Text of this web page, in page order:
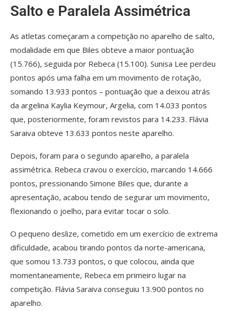
Salto e Paralela Assimétrica
As atletas começaram a competição no aparelho de salto,
modalidade em que Biles obteve a maior pontuação
(15.766), seguida por Rebeca (15.100). Sunisa Lee perdeu
pontos após uma falha em um movimento de rotação,
somando 13.933 pontos – pontuação que a deixou atrás
da argelina Kaylia Keymour, Argelia, com 14.033 pontos
que, posteriormente, foram revistos para 14.233. Flávia
Saraiva obteve 13.633 pontos neste aparelho.
Depois, foram para o segundo aparelho, a paralela
assimétrica. Rebeca cravou o exercício, marcando 14.666
pontos, pressionando Simone Biles que, durante a
apresentação, acabou tendo de segurar um movimento,
flexionando o joelho, para evitar tocar o solo.
O pequeno deslize, cometido em um exercício de extrema
dificuldade, acabou tirando pontos da norte-americana,
que somou 13.733 pontos, o que colocou, ainda que
momentaneamente, Rebeca em primeiro lugar na
competição. Flávia Saraiva conseguiu 13.900 pontos no
aparelho.